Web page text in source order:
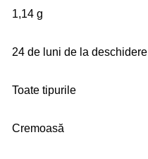
1,14 g
24 de luni de la deschidere
Toate tipurile
Cremoasă